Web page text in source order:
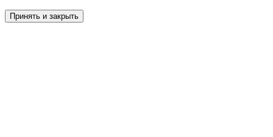
Принять и закрыть